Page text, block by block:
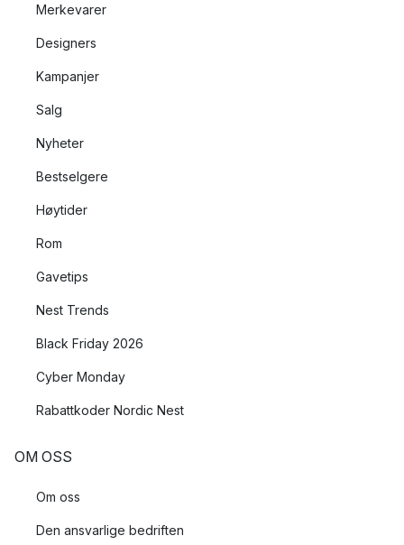
Merkevarer
Designers
Kampanjer
Salg
Nyheter
Bestselgere
Høytider
Rom
Gavetips
Nest Trends
Black Friday 2026
Cyber Monday
Rabattkoder Nordic Nest
OM OSS
Om oss
Den ansvarlige bedriften